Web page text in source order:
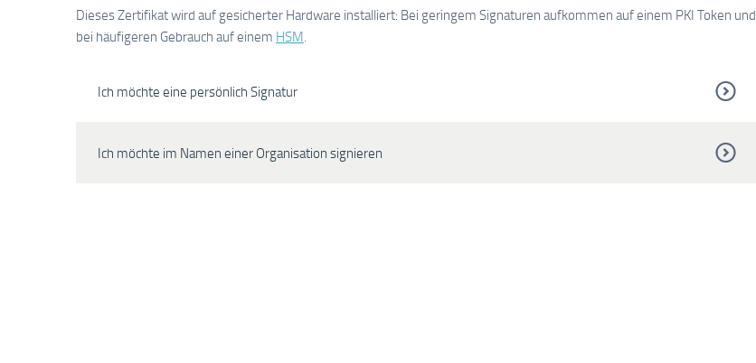
Dieses Zertifikat wird auf gesicherter Hardware installiert: Bei geringem Signaturen aufkommen auf einem PKI Token und
bei häufigeren Gebrauch auf einem HSM.
Ich möchte eine persönlich Signatur
Ich möchte im Namen einer Organisation signieren